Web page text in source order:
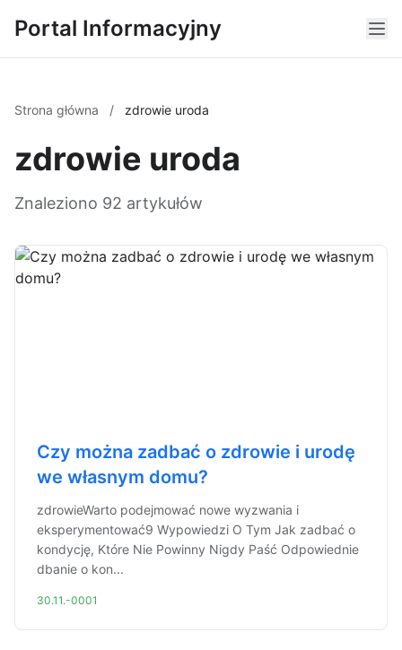
Portal Informacyjny
Strona główna / zdrowie uroda
zdrowie uroda
Znaleziono 92 artykułów
Czy można zadbać o zdrowie i urodę
we własnym domu?
zdrowieWarto podejmować nowe wyzwania i
eksperymentować9 Wypowiedzi O Tym Jak zadbać o
kondycję, Które Nie Powinny Nigdy Paść Odpowiednie
dbanie o kon...
30.11.-0001